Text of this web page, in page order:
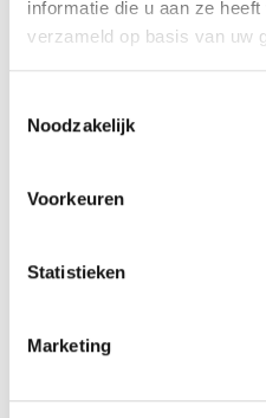
informatie die u aan ze
verzameld op basis van uw
Noodzakelijk
Voorkeuren
Statistieken
Marketing
Gerelateerde producten
€29,95